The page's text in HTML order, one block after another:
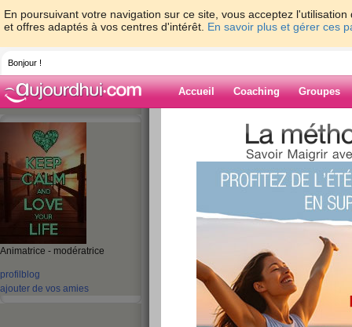
En poursuivant votre navigation sur ce site, vous acceptez
et offres adaptés à vos centres d'intérêt. En savoir plus et gérer ces
Bonjour !
Accueil Coaching Groupes
Animatrice - modératrice
profil blog
ajouter de vos amies
> micheleflochic > Fan
Blog de
Fan de Koh Lanta
En 2001 : première saison de Koh